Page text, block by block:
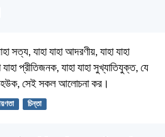
সত্য, যাহা যাহা আদরণীয়, যাহা যাহা
যাহা প্রীতিজনক, যাহা যাহা সুখ্যাতিযুক্ত, যে
হউক, সেই সকল আলোচনা কর।
চিন্তা